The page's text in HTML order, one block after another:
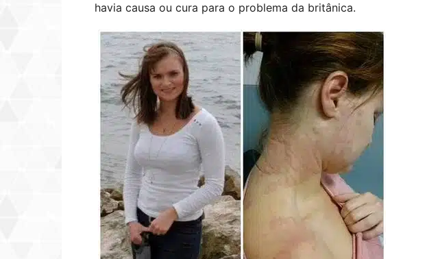
havia causa ou cura para o problema da britânica.